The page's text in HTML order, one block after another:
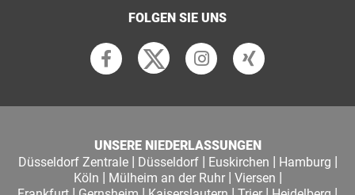
FOLGEN SIE UNS
UNSERE NIEDERLASSUNGEN
Düsseldorf Zentrale| Düsseldorf| Euskirchen | Hamburg |
Köln | Mülheim an der Ruhr| Viersen |